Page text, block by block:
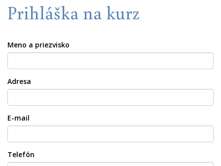
Prihláška na kurz
Meno a priezvisko
Adresa
E-mail
Telefón